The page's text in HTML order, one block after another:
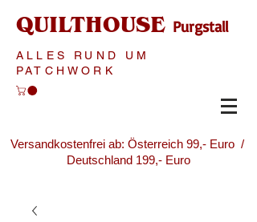
QUILTHOUSE Purgstall
ALLES RUND UM
PATCHWORK
Versandkostenfrei ab: Österreich 99,- Euro /
Deutschland 199,- Euro